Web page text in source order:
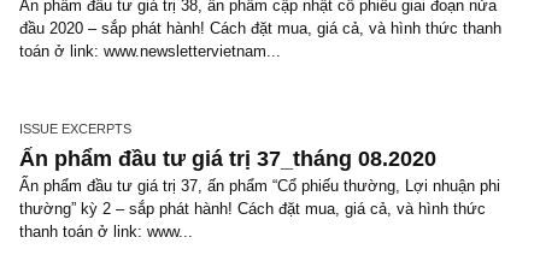
ISSUE EXCERPTS
thấp – sắp phát hành! Cách đặt mua, giá cả, và hình thức thanh
link: www.newslettervietnam.com/dat...